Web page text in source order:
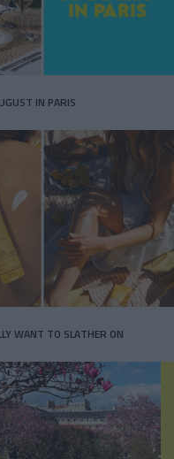
IN PARIS
WANT TO SLATHER ON